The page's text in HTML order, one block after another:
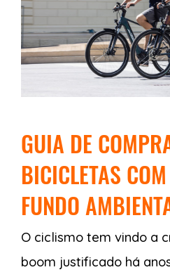
GUIA DE
BICICLETAS
FUNDO
O ciclismo tem vindo a
boom justificado há